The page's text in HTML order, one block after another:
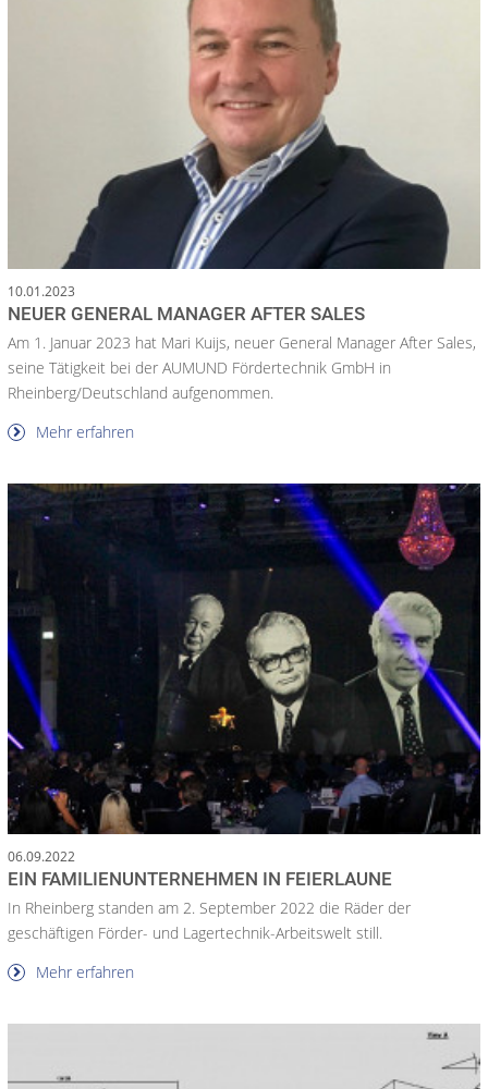
10.01.2023
NEUER GENERAL MANAGER AFTER SALES
Am 1. Januar 2023 hat Mari Kuijs, neuer General Manager After Sales,
seine Tätigkeit bei der AUMUND Fördertechnik GmbH in
Rheinberg/Deutschland aufgenommen.
Mehr erfahren
06.09.2022
EIN FAMILIENUNTERNEHMEN IN FEIERLAUNE
In Rheinberg standen am 2. September 2022 die Räder der
geschäftigen Förder- und Lagertechnik-Arbeitswelt still.
Mehr erfahren